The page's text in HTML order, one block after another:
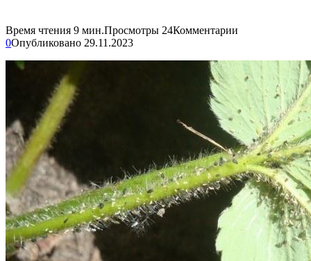
Время чтения 9 мин.Просмотры 24Комментарии
0Опубликовано 29.11.2023